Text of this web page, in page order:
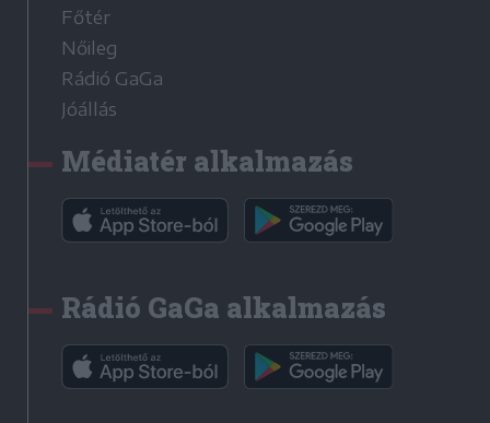
Főtér
Nőileg
Rádió GaGa
Jóállás
Médiatér alkalmazás
Rádió GaGa alkalmazás